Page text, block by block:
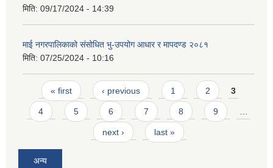
मिति: 09/17/2024 - 14:39
माई नगरपालिकाको संसोधित भु-उपयोग आधार र मापदण्ड २०८१
मिति: 07/25/2024 - 10:16
Pages
« first ‹ previous 1 2 3
4 5 6 7 8 9 …
next › last »
अन्य